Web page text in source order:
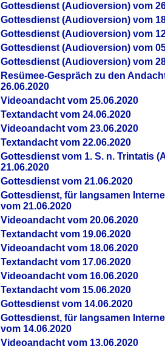
Gottesdienst (Audioversion) vom
Gottesdienst (Audioversion) vom
Gottesdienst (Audioversion) vom
Gottesdienst (Audioversion) vom
Gottesdienst (Audioversion) vom
Re­sü­mee-Gespräch zu den
26.06.2020
Videoandacht vom 25.06.2020
Textandacht vom 24.06.2020
Videoandacht vom 23.06.2020
Textandacht vom 22.06.2020
Gottesdienst vom 1. S. n. Trintatis
21.06.2020
Gottesdienst vom 21.06.2020
Gottesdienst, für langsamen
vom 21.06.2020
Videoandacht vom 20.06.2020
Textandacht vom 19.06.2020
Videoandacht vom 18.06.2020
Textandacht vom 17.06.2020
Videoandacht vom 16.06.2020
Textandacht vom 15.06.2020
Gottesdienst vom 14.06.2020
Gottesdienst, für langsamen
vom 14.06.2020
Videoandacht vom 13.06.2020